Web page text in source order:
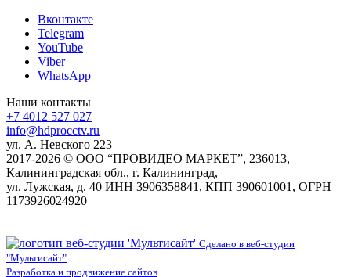
Вконтакте
Telegram
YouTube
Viber
WhatsApp
Наши контакты
+7 4012 527 027
info@hdprocctv.ru
ул. А. Невского 223
2017-2026 © ООО “ПРОВИДЕО МАРКЕТ”, 236013,
Калининградская обл., г. Калининград,
ул. Лужская, д. 40 ИНН 3906358841, КПП 390601001, ОГРН
1173926024920
Сделано в веб-студии
"Мультисайт"
Разработка и продвижение сайтов